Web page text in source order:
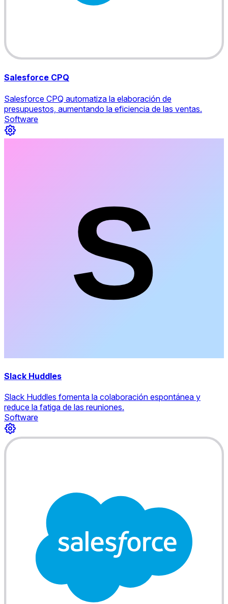
Salesforce CPQ
Salesforce CPQ automatiza la elaboración de
presupuestos, aumentando la eficiencia de las ventas.
Software
Slack Huddles
Slack Huddles fomenta la colaboración espontánea y
reduce la fatiga de las reuniones.
Software